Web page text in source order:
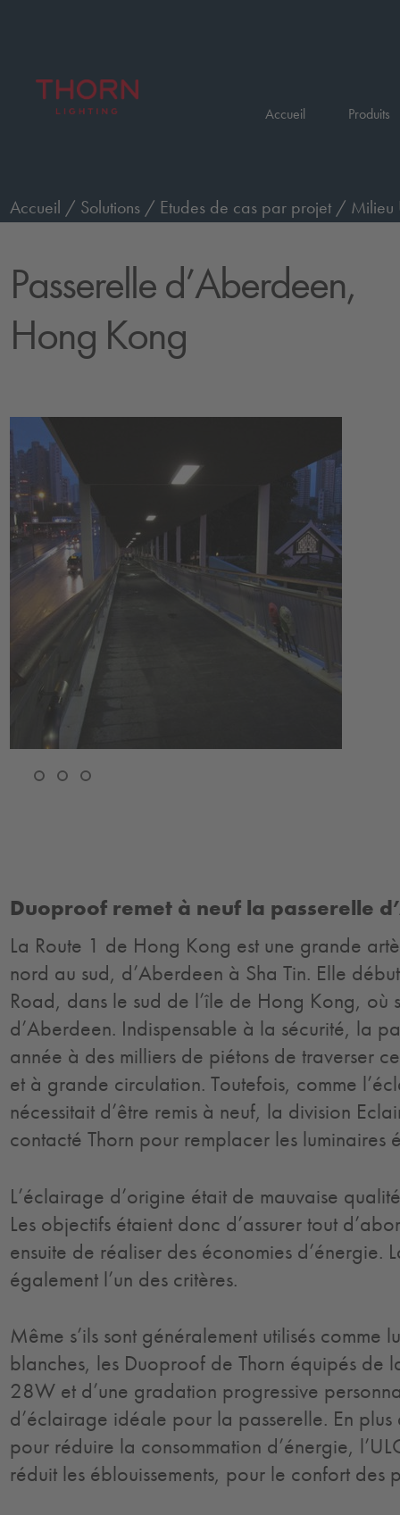
Accueil Produits
Accueil / Solutions / Etudes de cas par projet / Milieu
Passerelle d’Aberdeen,
Hong Kong
Duoproof remet à neuf la passerelle
La Route 1 de Hong Kong est une grande
nord au sud, d’Aberdeen à Sha Tin. Elle
Road, dans le sud de l’île de Hong Kong, où
d’Aberdeen. Indispensable à la sécurité, la
année à des milliers de piétons de traverser
et à grande circulation. Toutefois, comme
nécessitait d’être remis à neuf, la division
contacté Thorn pour remplacer les luminaires
L’éclairage d’origine était de mauvaise
Les objectifs étaient donc d’assurer tout
ensuite de réaliser des économies d’énergie.
également l’un des critères.
Même s’ils sont généralement utilisés comme
blanches, les Duoproof de Thorn équipés de
28W et d’une gradation progressive
d’éclairage idéale pour la passerelle. En
pour réduire la consommation d’énergie,
réduit les éblouissements, pour le confort des